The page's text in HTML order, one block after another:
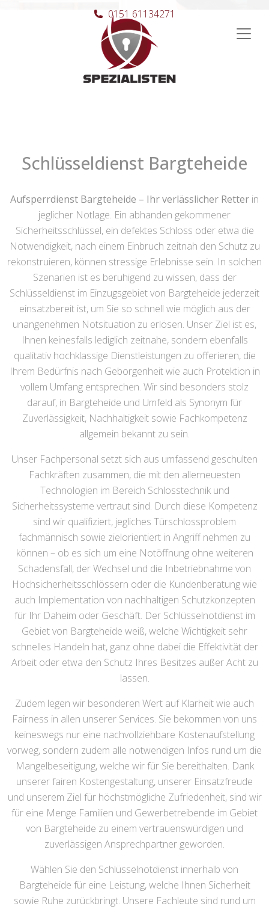
Hauptnavigation
0151 61134271
Schlüsseldienst Bargteheide
Aufsperrdienst Bargteheide – Ihr verlässlicher Retter in
jeglicher Notlage. Ein abhanden gekommener
Sicherheitsschlüssel, ein defektes Schloss oder etwa die
Notwendigkeit, nach einem Einbruch zeitnah den Schutz zu
rekonstruieren, können stressige Erlebnisse sein. In solchen
Szenarien ist es beruhigend zu wissen, dass der
Schlüsseldienst im Einzugsgebiet von Bargteheide jederzeit
einsatzbereit ist, um Sie so schnell wie möglich aus der
unangenehmen Notsituation zu erlösen. Unser Ziel ist es,
Ihnen keinesfalls lediglich zeitnahe, sondern ebenfalls
qualitativ hochklassige Dienstleistungen zu offerieren, die
Ihrem Bedürfnis nach Geborgenheit wie auch Protektion in
vollem Umfang entsprechen. Wir sind besonders stolz
darauf, in Bargteheide und Umfeld als Synonym für
Zuverlässigkeit, Nachhaltigkeit sowie Fachkompetenz
allgemein bekannt zu sein.
Unser Fachpersonal setzt sich aus umfassend geschulten
Fachkräften zusammen, die mit den allerneuesten
Technologien im Bereich Schlosstechnik und
Sicherheitssysteme vertraut sind. Durch diese Kompetenz
sind wir qualifiziert, jegliches Türschlossproblem
fachmännisch sowie zielorientiert in Angriff nehmen zu
können – ob es sich um eine Notöffnung ohne weiteren
Schadensfall, der Wechsel und die Inbetriebnahme von
Hochsicherheitsschlössern oder die Kundenberatung wie
auch Implementation von nachhaltigen Schutzkonzepten
für Ihr Daheim oder Geschäft. Der Schlüsselnotdienst im
Gebiet von Bargteheide weiß, welche Wichtigkeit sehr
schnelles Handeln hat, ganz ohne dabei die Effektivität der
Arbeit oder etwa den Schutz Ihres Besitzes außer Acht zu
lassen.
Zudem legen wir besonderen Wert auf Klarheit wie auch
Fairness in allen unserer Services. Sie bekommen von uns
keineswegs nur eine nachvollziehbare Kostenaufstellung
vorweg, sondern zudem alle notwendigen Infos rund um die
Mangelbeseitigung, welche wir für Sie bereithalten. Dank
unserer fairen Kostengestaltung, unserer Einsatzfreude
und unserem Ziel für höchstmögliche Zufriedenheit, sind wir
für eine Menge Familien und Gewerbetreibende im Gebiet
von Bargteheide zu einem vertrauenswürdigen und
zuverlässigen Ansprechpartner geworden.
Wählen Sie den Schlüsselnotdienst innerhalb von
Bargteheide für eine Leistung, welche Ihnen Sicherheit
sowie Ruhe zurückbringt. Unsere Fachleute sind rund um